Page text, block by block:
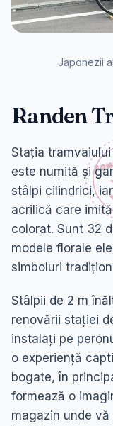
Japonezii
Randen
Stația
este numită și
stâlpi cilindrici,
acrilică care
colorat. Sunt 32
modele florale
simboluri
Stâlpii de 2 m
renovării stației
instalați pe
o experiență
bogate, în
formează o
magazin unde